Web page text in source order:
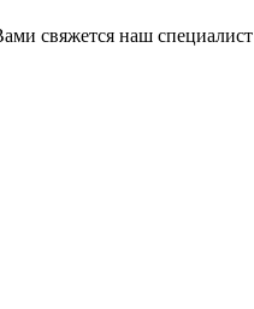
свяжется наш специалист